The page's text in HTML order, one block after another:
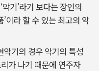
기’라기 보다는 장인의
이라 할 수 있는 최고의 악
기의 경우 악기의 특성
가 나기 때문에 연주자